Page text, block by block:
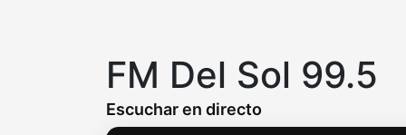
FM Del Sol 99.5
Escuchar en directo